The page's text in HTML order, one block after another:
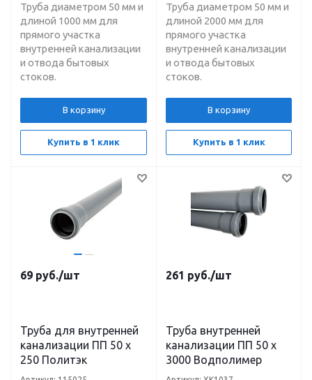
Труба диаметром 50 мм и
длиной 1000 мм для
прямого участка
внутренней канализации
и отвода бытовых
стоков.
В корзину
Купить в 1 клик
Труба диаметром 50 мм и
длиной 2000 мм для
прямого участка
внутренней канализации
и отвода бытовых
стоков.
В корзину
Купить в 1 клик
69 руб./шт
Труба для внутренней
канализации ПП 50 х
250 Политэк
261 руб./шт
Труба внутренней
канализации ПП 50 х
3000 Водполимер